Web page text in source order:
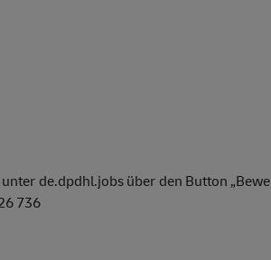
de.dpdhl.jobs über den Button
736